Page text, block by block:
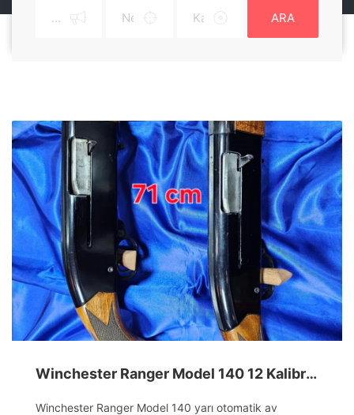
ARA
Winchester Ranger Model 140 12 Kalibre Yarı Otomatik Av Tüfeği
Winchester Ranger Model 140 yarı otomatik av